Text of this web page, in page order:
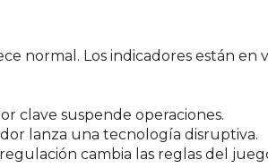
normal. Los indicadores están
clave suspende operaciones.
lanza una tecnología disruptiva.
cambia las reglas del